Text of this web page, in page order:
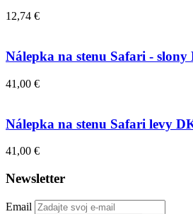
12,74 €
Nálepka na stenu Safari - slony
41,00 €
Nálepka na stenu Safari levy
41,00 €
Newsletter
Email